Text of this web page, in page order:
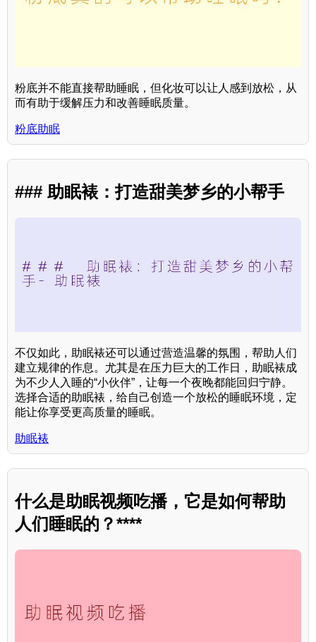
粉底并不能直接帮助睡眠，但化妆可以让人感到放松，从
而有助于缓解压力和改善睡眠质量。
粉底助眠
### 助眠裱：打造甜美梦乡的小帮手
不仅如此，助眠裱还可以通过营造温馨的氛围，帮助人们
建立规律的作息。尤其是在压力巨大的工作日，助眠裱成
为不少人入睡的“小伙伴”，让每一个夜晚都能回归宁静。
选择合适的助眠裱，给自己创造一个放松的睡眠环境，定
能让你享受更高质量的睡眠。
助眠裱
什么是助眠视频吃播，它是如何帮助
人们睡眠的？****